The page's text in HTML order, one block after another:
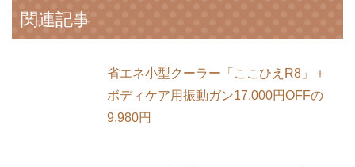
関連記事
省エネ小型クーラー「ここひえR8」＋
ボディケア用振動ガン17,000円OFFの
9,980円